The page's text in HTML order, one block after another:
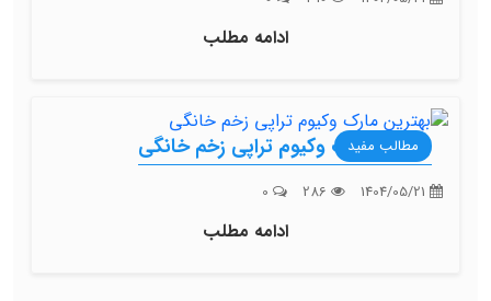
ادامه مطلب
مطالب مفید
بهترین مارک وکیوم تراپی زخم خانگی
ادامه مطلب